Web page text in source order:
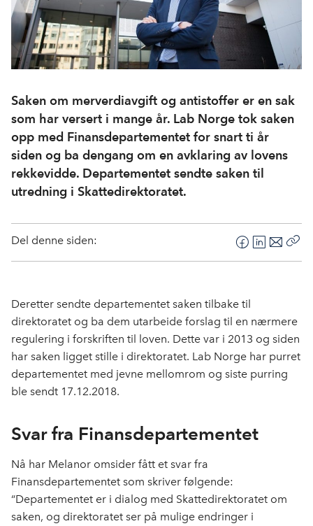
Saken om merverdiavgift og antistoffer er en sak
som har versert i mange år. Lab Norge tok saken
opp med Finansdepartementet for snart ti år
siden og ba dengang om en avklaring av lovens
rekkevidde. Departementet sendte saken til
utredning i Skattedirektoratet.
Del denne siden:
F
a
e
o
k
L
i
d
I
E
-
Deretter sendte departementet saken tilbake til
direktoratet og ba dem utarbeide forslag til en nærmere
regulering i forskriften til loven. Dette var i 2013 og siden
har saken ligget stille i direktoratet. Lab Norge har purret
departementet med jevne mellomrom og siste purring
ble sendt 17.12.2018.
Svar fra Finans­departementet
Nå har Melanor omsider fått et svar fra
Finansdepartementet som skriver følgende:
“Departementet er i dialog med Skattedirektoratet om
saken, og direktoratet ser på mulige endringer i